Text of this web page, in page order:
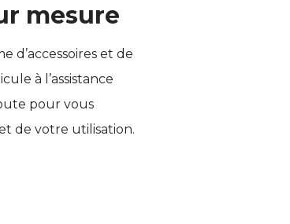
mesure
d’accessoires et de
à l’assistance
pour vous
de votre utilisation.